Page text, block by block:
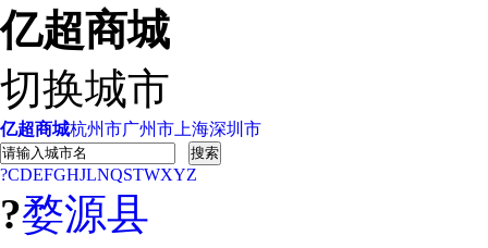
亿超商城
切换城市
亿超商城杭州市广州市 上海深圳市
搜索
?CDEFGHJLNQSTWXYZ
?婺源县